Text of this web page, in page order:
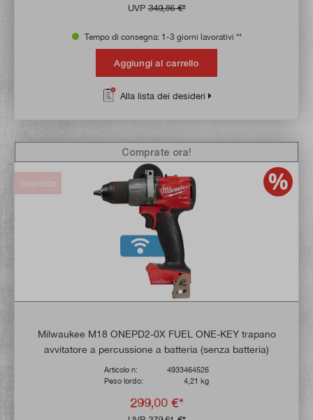
UVP349,86 €*
Tempo di consegna: 1-3 giorni lavorativi **
Aggiungi al carrello
Alla lista dei desideri
Svendita
Milwaukee M18 ONEPD2-0X FUEL ONE-KEY trapano
avvitatore a percussione a batteria (senza batteria)
Articolo n:
4933464526
Peso lordo:
4,21 kg
299,00 €*
Comprate ora!